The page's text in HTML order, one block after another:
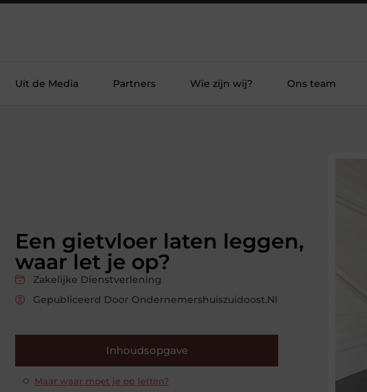
Uit de Media Partners Wie zijn wij? Ons team
Een gietvloer laten leggen,
waar let je op?
Zakelijke Dienstverlening
Gepubliceerd Door Ondernemershuiszuidoost.nl
Inhoudsopgave
Maar waar moet je op letten?